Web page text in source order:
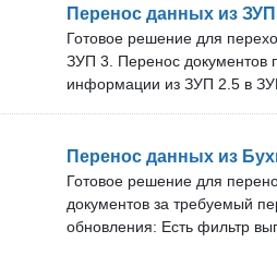
техническую поддержку.
зависит от тарифа. В нашей
покупкой: Вы можете
Оставьте заявку, и мы
Перенос данных из
Готовое решение для
ЗУП 3. Перенос документов
информации из ЗУП 2.5 в
техническую поддержку.
зависит от тарифа. В нашей
покупкой: Вы можете
Оставьте заявку, и мы
Перенос данных из
Готовое решение для
документов за требуемый
обновления: Есть фильтр